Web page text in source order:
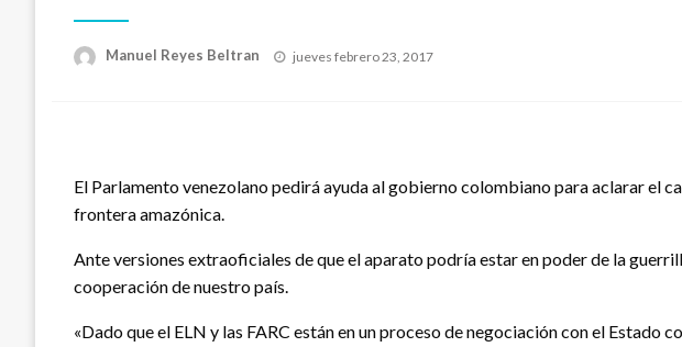
Manuel Reyes Beltran
Publicado
jueves febrero 23, 2017
El Parlamento venezolano pedirá ayuda al gobierno colombiano para aclarar el
frontera amazónica.
Ante versiones extraoficiales de que el aparato podría estar en poder de la
cooperación de nuestro país.
«Dado que el ELN y las FARC están en un proceso de negociación con el